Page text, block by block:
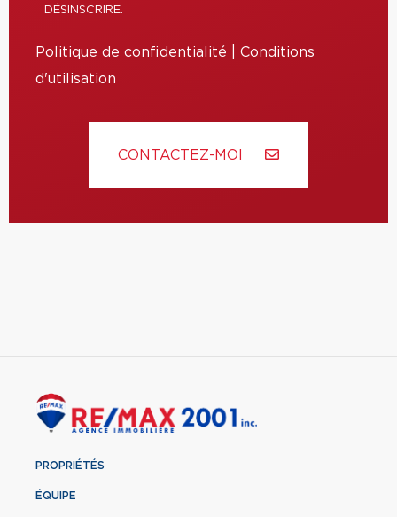
DÉSINSCRIRE.
Politique de confidentialité
Conditions
d'utilisation
CONTACTEZ-MOI
PROPRIÉTÉS
ÉQUIPE